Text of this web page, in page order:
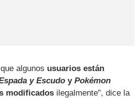
algunos usuarios están
y Escudo yPokémon
modificados ilegalmente", dice la